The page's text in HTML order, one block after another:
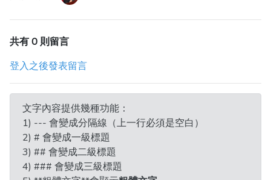
共有 0 則留言
登入之後發表留言
文字內容提供幾種功能：
1) --- 會變成分隔線（上一行必須是空白）
2) # 會變成一級標題
3) ## 會變成二級標題
4) ### 會變成三級標題